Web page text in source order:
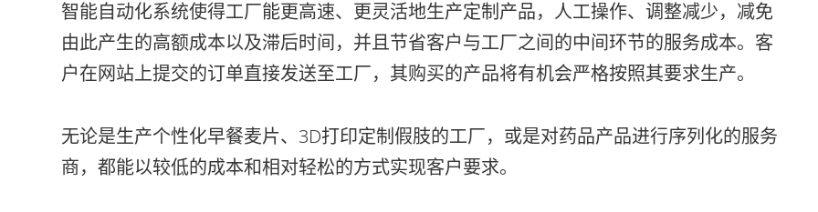
智能自动化系统使得工厂能更高速、更灵活地生产定制产品，人工操作、调整减少，减免
由此产生的高额成本以及滞后时间，并且节省客户与工厂之间的中间环节的服务成本。客
户在网站上提交的订单直接发送至工厂，其购买的产品将有机会严格按照其要求生产。
无论是生产个性化早餐麦片、3D打印定制假肢的工厂，或是对药品产品进行序列化的服务
商，都能以较低的成本和相对轻松的方式实现客户要求。